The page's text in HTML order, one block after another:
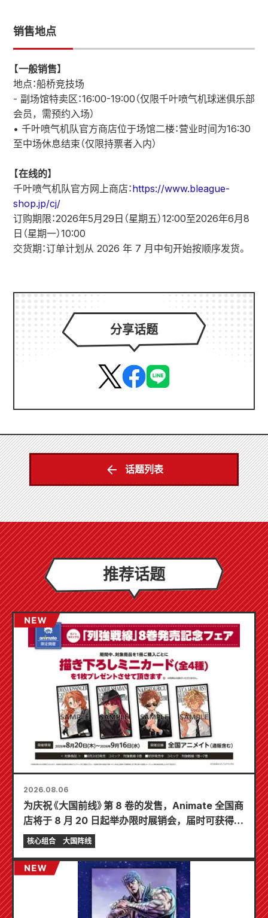
销售地点
【一般销售】
地点：船桥竞技场
- 副场馆特卖区：16:00-19:00（仅限千叶喷气机球迷俱乐部
会员，需预约入场）
• 千叶喷气机队官方商店位于场馆二楼：营业时间为16:30
至中场休息结束（仅限持票者入内）
【在线的】
千叶喷气机队官方网上商店：https://www.bleague-
shop.jp/cj/
订购期限：2026年5月29日（星期五）12:00至2026年6月8
日（星期一）10:00
交货期：订单计划从 2026 年 7 月中旬开始按顺序发货。
分享话题
话题列表
推荐话题
2026.08.06
为庆祝《大国前线》第 8 卷的发售，Animate 全国商
店将于 8 月 20 日起举办限时展销会，届时可获得特
制迷你卡片（共 4 种）！
核心组合 大国阵线